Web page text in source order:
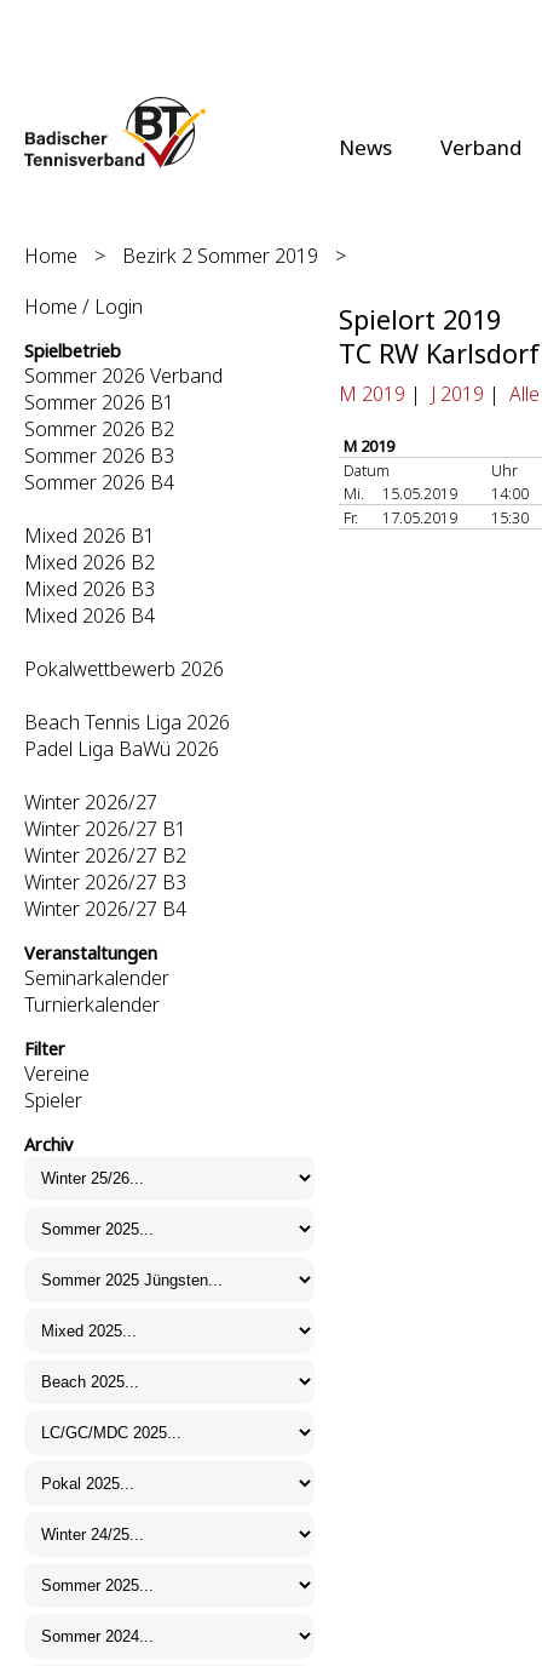
News Verband
Home > Bezirk 2 Sommer 2019
>
Home / Login
Spielbetrieb
Sommer 2026 Verband
Sommer 2026 B1
Sommer 2026 B2
Sommer 2026 B3
Sommer 2026 B4
Mixed 2026 B1
Mixed 2026 B2
Mixed 2026 B3
Mixed 2026 B4
Pokalwettbewerb 2026
Beach Tennis Liga 2026
Padel Liga BaWü 2026
Winter 2026/27
Winter 2026/27 B1
Winter 2026/27 B2
Winter 2026/27 B3
Winter 2026/27 B4
Veranstaltungen
Seminarkalender
Turnierkalender
Filter
Vereine
Spieler
Archiv
Spielort 2019
TC RW Karlsdorf
M 2019 | J 2019 |
M 2019
Datum
Uhr
Mi.
15.05.2019
14:00
Fr.
17.05.2019 15:30